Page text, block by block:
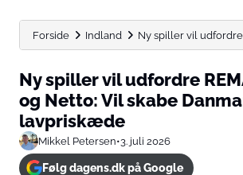
Forside Indland Ny spiller vil udfordre
Ny spiller vil udfordre
og Netto: Vil skabe
lavpriskæde
Mikkel Petersen•3. juli 2026
Følg dagens.dk på Google